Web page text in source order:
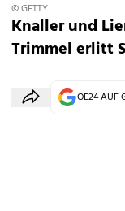
© GETTY
Knaller und
Trimmel erlitt
OE24 AUF